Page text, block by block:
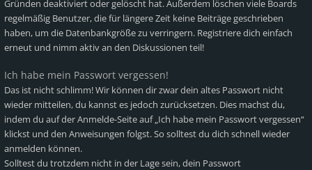
Gründen deaktiviert oder gelöscht hat. Außerdem löschen viele Boards
regelmäßig Benutzer, die für längere Zeit keine Beiträge geschrieben
haben, um die Datenbankgröße zu verringern. Registriere dich einfach
erneut und nimm aktiv an den Diskussionen teil!
Ich habe mein Passwort vergessen!
Das ist nicht schlimm! Wir können dir zwar dein altes Passwort nicht
wieder mitteilen, du kannst es jedoch zurücksetzen. Dies machst du,
indem du auf der Anmelde-Seite auf „Ich habe mein Passwort vergessen“
klickst und den Anweisungen folgst. So solltest du dich schnell wieder
anmelden können.
Solltest du trotzdem nicht in der Lage sein, dein Passwort